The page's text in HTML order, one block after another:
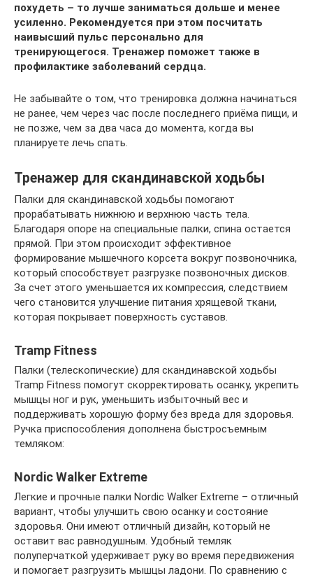
похудеть – то лучше заниматься дольше и менее
усиленно. Рекомендуется при этом посчитать
наивысший пульс персонально для
тренирующегося. Тренажер поможет также в
профилактике заболеваний сердца.
Не забывайте о том, что тренировка должна начинаться
не ранее, чем через час после последнего приёма пищи, и
не позже, чем за два часа до момента, когда вы
планируете лечь спать.
Тренажер для скандинавской ходьбы
Палки для скандинавской ходьбы помогают
прорабатывать нижнюю и верхнюю часть тела.
Благодаря опоре на специальные палки, спина остается
прямой. При этом происходит эффективное
формирование мышечного корсета вокруг позвоночника,
который способствует разгрузке позвоночных дисков.
За счет этого уменьшается их компрессия, следствием
чего становится улучшение питания хрящевой ткани,
которая покрывает поверхность суставов.
Tramp Fitness
Палки (телескопические) для скандинавской ходьбы
Tramp Fitness помогут скорректировать осанку, укрепить
мышцы ног и рук, уменьшить избыточный вес и
поддерживать хорошую форму без вреда для здоровья.
Ручка приспособления дополнена быстросъемным
темляком:
Nordic Walker Extreme
Легкие и прочные палки Nordic Walker Extreme – отличный
вариант, чтобы улучшить свою осанку и состояние
здоровья. Они имеют отличный дизайн, который не
оставит вас равнодушным. Удобный темляк
полуперчаткой удерживает руку во время передвижения
и помогает разгрузить мышцы ладони. По сравнению с